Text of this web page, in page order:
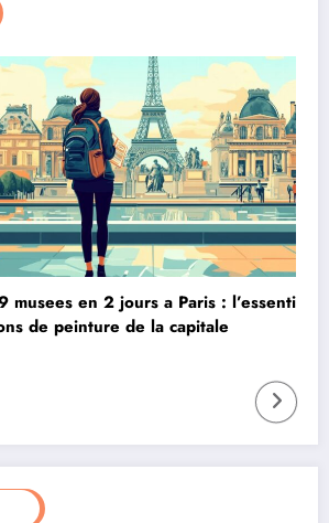
2 jours a Paris : l’essentiel des
de la capitale